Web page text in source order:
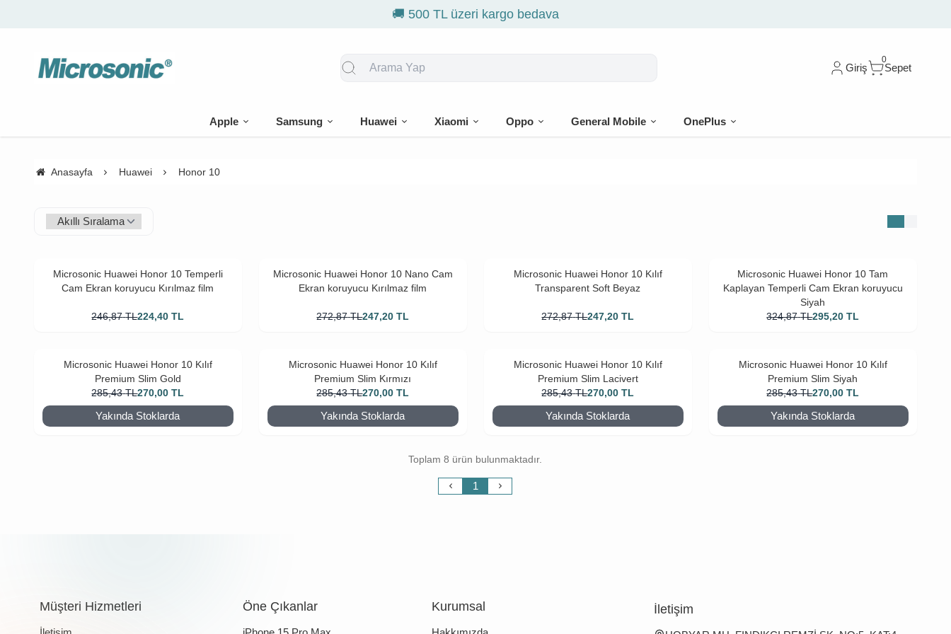
🚚 500 TL üzeri kargo bedava
Giriş
0
Sepet
Apple Samsung Huawei Xiaomi Oppo General Mobile OnePlus
Anasayfa Huawei Honor 10
Microsonic Huawei Honor 10 Temperli
Cam Ekran koruyucu Kırılmaz film
246,87 TL224,40 TL
Microsonic Huawei Honor 10 Nano Cam
Ekran koruyucu Kırılmaz film
272,87 TL247,20 TL
Microsonic Huawei Honor 10 Kılıf
Transparent Soft Beyaz
272,87 TL247,20 TL
Microsonic Huawei Honor 10 Tam
Kaplayan Temperli Cam Ekran koruyucu
Siyah
324,87 TL295,20 TL
Microsonic Huawei Honor 10 Kılıf
Premium Slim Gold
285,43 TL270,00 TL
Yakında Stoklarda
Microsonic Huawei Honor 10 Kılıf
Premium Slim Kırmızı
285,43 TL270,00 TL
Yakında Stoklarda
Microsonic Huawei Honor 10 Kılıf
Premium Slim Lacivert
285,43 TL270,00 TL
Yakında Stoklarda
Microsonic Huawei Honor 10 Kılıf
Premium Slim Siyah
285,43 TL270,00 TL
Yakında Stoklarda
Toplam 8 ürün bulunmaktadır.
1
Müşteri Hizmetleri Öne Çıkanlar Kurumsal İletişim